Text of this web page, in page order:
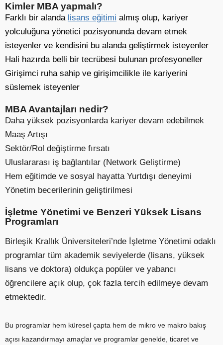
Kimler MBA yapmalı?
Farklı bir alanda lisans eğitimi almış olup, kariyer
yolculuğuna yönetici pozisyonunda devam etmek
isteyenler ve kendisini bu alanda geliştirmek isteyenler
Hali hazırda belli bir tecrübesi bulunan profesyoneller
Girişimci ruha sahip ve girişimcilikle ile kariyerini
süslemek isteyenler
MBA Avantajları nedir?
Daha yüksek pozisyonlarda kariyer devam edebilmek
Maaş Artışı
Sektör/Rol değiştirme fırsatı
Uluslararası iş bağlantılar (Network Geliştirme)
Hem eğitimde ve sosyal hayatta Yurtdışı deneyimi
Yönetim becerilerinin geliştirilmesi
İşletme Yönetimi ve Benzeri Yüksek Lisans
Programları
Birleşik Krallık Üniversiteleri’nde İşletme Yönetimi odaklı
programlar tüm akademik seviyelerde (lisans, yüksek
lisans ve doktora) oldukça popüler ve yabancı
öğrencilere açık olup, çok fazla tercih edilmeye devam
etmektedir.
Bu programlar hem küresel çapta hem de mikro ve makro bakış
açısı kazandırmayı amaçlar ve programlar genelde, ticaret ve